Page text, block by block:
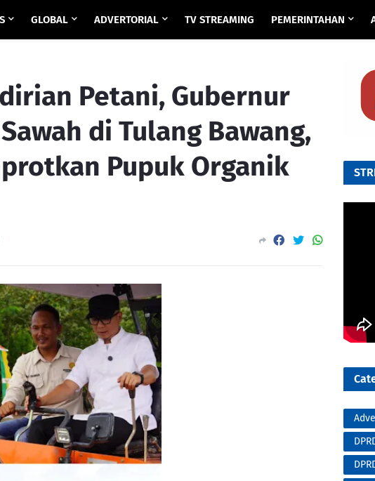
GLOBAL ADVERTORIAL TV STREAMING PEMERINTAHAN
Petani, Gubernur
di Tulang Bawang,
Pupuk Organik